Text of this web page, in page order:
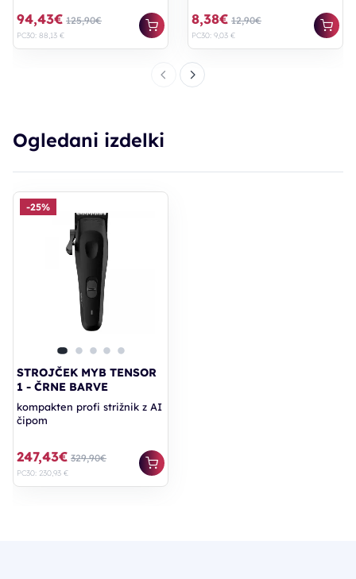
94,43€ 125,90€
PC30: 88,13 €
8,38€ 12,90€
PC30: 9,03 €
Ogledani izdelki
-25%
STROJČEK MYB TENSOR
1 - ČRNE BARVE
kompakten profi strižnik z AI
čipom
247,43€ 329,90€
PC30: 230,93 €